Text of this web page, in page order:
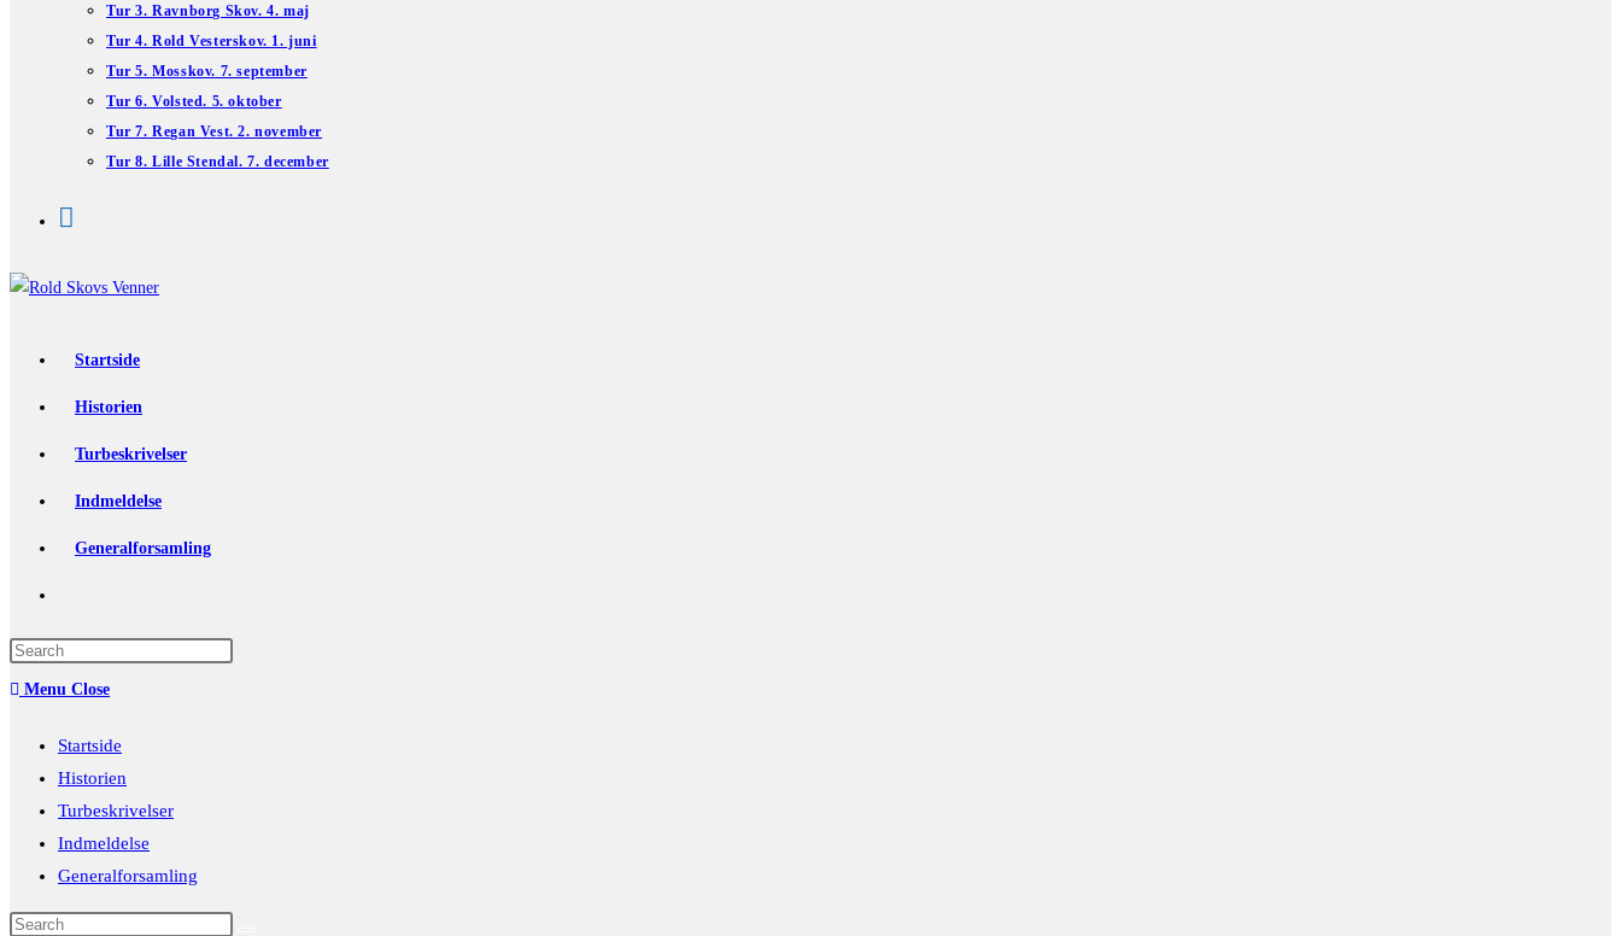
Tur 3. Ravnborg Skov. 4. maj
Tur 4. Rold Vesterskov. 1. juni
Tur 5. Mosskov. 7. september
Tur 6. Volsted. 5. oktober
Tur 7. Regan Vest. 2. november
Tur 8. Lille Stendal. 7. december
Startside
Historien
Turbeskrivelser
Indmeldelse
Generalforsamling
website
search
Menu Close
Startside
Historien
Turbeskrivelser
Indmeldelse
Generalforsamling
Search